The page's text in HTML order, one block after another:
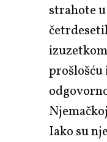
strahote
Iako su